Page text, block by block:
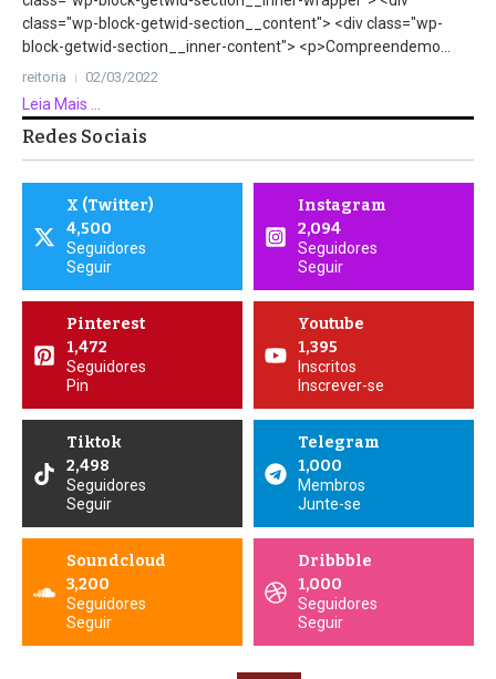
class="wp-block-getwid-section__content"> <div class="wp-
block-getwid-section__inner-content"> <p>Compreendemo...
reitoria 02/03/2022
Leia Mais ...
Redes Sociais
X (Twitter)
4,500
Seguidores
Seguir
Instagram
2,094
Seguidores
Seguir
Pinterest
1,472
Seguidores
Pin
Youtube
1,395
Inscritos
Inscrever-se
Tiktok
2,498
Seguidores
Seguir
Telegram
1,000
Membros
Junte-se
Soundcloud
3,200
Seguidores
Seguir
Dribbble
1,000
Seguidores
Seguir